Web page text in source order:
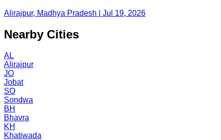
Alirajpur, Madhya Pradesh | Jul 19, 2026
Nearby Cities
AL
Alirajpur
JO
Jobat
SO
Sondwa
BH
Bhavra
KH
Khatiwada